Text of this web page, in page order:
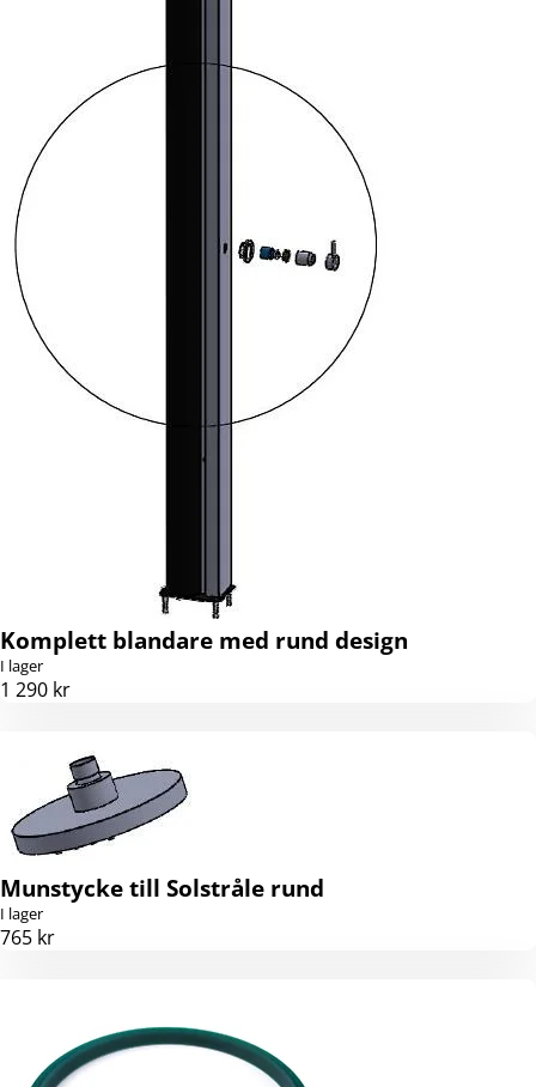
Komplett blandare med rund design
I lager
1 290 kr
Munstycke till Solstråle rund
I lager
765 kr